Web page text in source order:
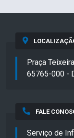
Praça
65765-000 -
FALE
Serviço de